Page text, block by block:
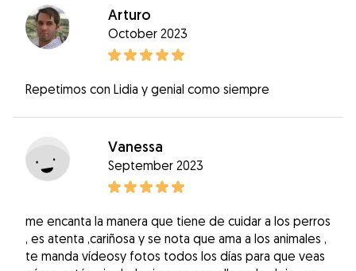
Arturo
October 2023
Repetimos con Lidia y genial como siempre
Vanessa
September 2023
me encanta la manera que tiene de cuidar a los perros
, es atenta ,cariñosa y se nota que ama a los animales ,
te manda vídeosy fotos todos los días para que veas